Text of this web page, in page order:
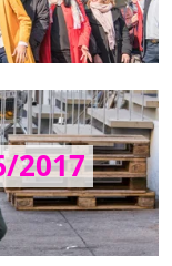
2017